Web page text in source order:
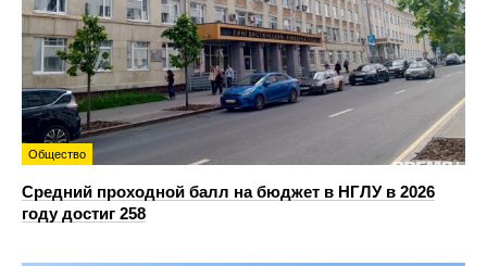
Общество
Средний проходной балл на бюджет в НГЛУ в 2026
году достиг 258